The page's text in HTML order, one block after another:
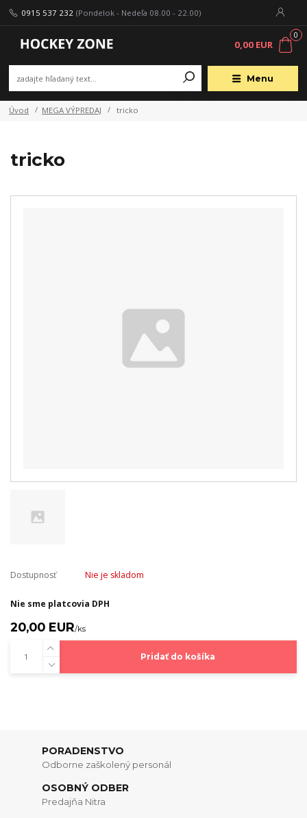
Menu
0915 537 232 (Pondelok - Nedeľa 08.00 - 22.00)
0
0,00 EUR
Úvod MEGA VÝPREDAJ tricko
tricko
Dostupnosť Nie je skladom
Nie sme platcovia DPH
20,00 EUR/ks
Pridať do košíka
PORADENSTVO
Odborne zaškolený personál
OSOBNÝ ODBER
Predajňa Nitra